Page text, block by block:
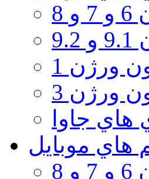
ورژن 1
ورژن 3
هاي جاوا
هاي موبايل